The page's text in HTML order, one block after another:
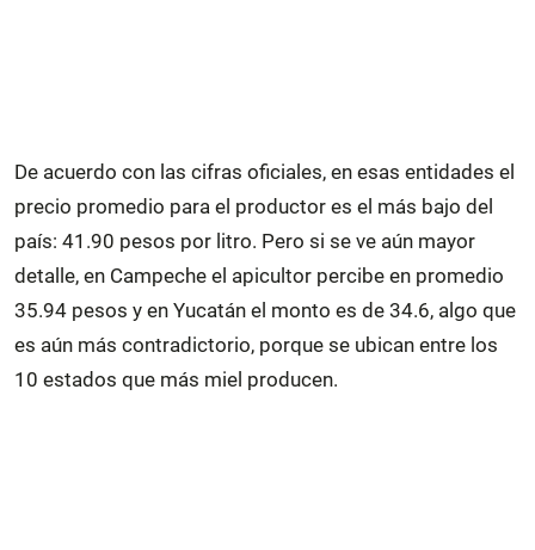
De acuerdo con las cifras oficiales, en esas entidades el
precio promedio para el productor es el más bajo del
país: 41.90 pesos por litro. Pero si se ve aún mayor
detalle, en Campeche el apicultor percibe en promedio
35.94 pesos y en Yucatán el monto es de 34.6, algo que
es aún más contradictorio, porque se ubican entre los
10 estados que más miel producen.